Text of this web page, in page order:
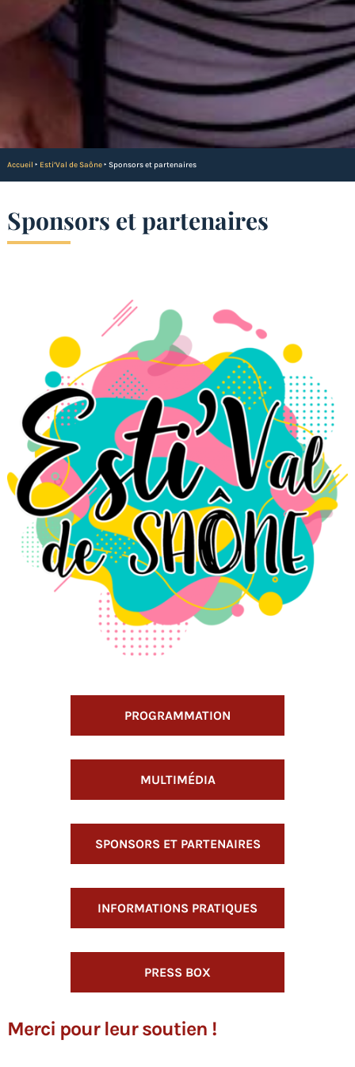
Accueil ‣ Esti’Val de Saône‣ Sponsors et partenaires
Sponsors et partenaires
PROGRAMMATION
MULTIMÉDIA
SPONSORS ET PARTENAIRES
INFORMATIONS PRATIQUES
PRESS BOX
Merci pour leur soutien !